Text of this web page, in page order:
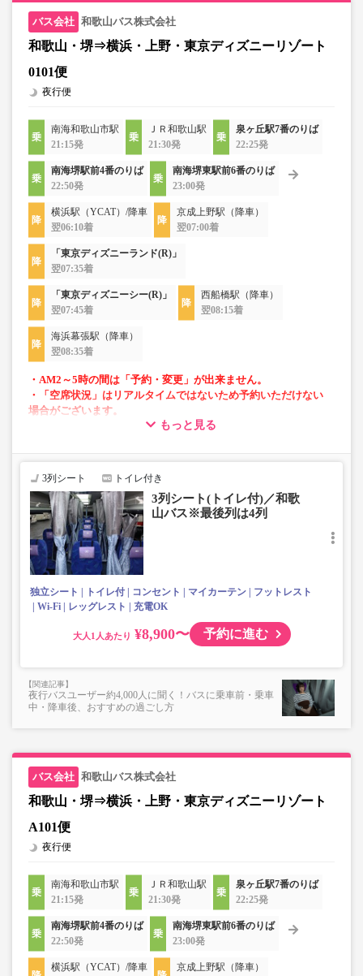
和歌山バス株式会社
和歌山・堺⇒横浜・上野・東京ディズニーリゾート
0101便
夜行便
南海和歌山市駅
21:15発
ＪＲ和歌山駅
21:30発
泉ヶ丘駅7番のりば
22:25発
南海堺駅前4番のりば
22:50発
南海堺東駅前6番のりば
23:00発
横浜駅（YCAT）/降車
翌06:10着
京成上野駅（降車）
翌07:00着
「東京ディズニーランド(R)」
翌07:35着
「東京ディズニーシー(R)」
翌07:45着
西船橋駅（降車）
翌08:15着
海浜幕張駅（降車）
翌08:35着
・AM2～5時の間は「予約・変更」が出来ません。
・「空席状況」はリアルタイムではないため予約いただけない
場合がございます。
・全便フリーWi-Fi対応車両にて運行
・プラズマクラスター全車両搭載
・車内を常時換気、車内を清掃、除菌
・最後部は運行会社により４列シートとなる場合がありま
す
もっと見る
3列シート トイレ付き
3列シート(トイレ付)／和歌
山バス※最後列は4列
独立シート トイレ付 コンセント マイカーテン
フットレスト
Wi-Fi
レッグレスト 充電OK
大人 ¥8,900〜 予約に進む
夜行バスユーザー約4,000人に聞く！バスに乗車前・乗車
中・降車後、おすすめの過ごし方
和歌山バス株式会社
和歌山・堺⇒横浜・上野・東京ディズニーリゾート
A101便
夜行便
南海和歌山市駅
21:15発
ＪＲ和歌山駅
21:30発
泉ヶ丘駅7番のりば
22:25発
南海堺駅前4番のりば
22:50発
南海堺東駅前6番のりば
23:00発
横浜駅（YCAT）/降車
京成上野駅（降車）